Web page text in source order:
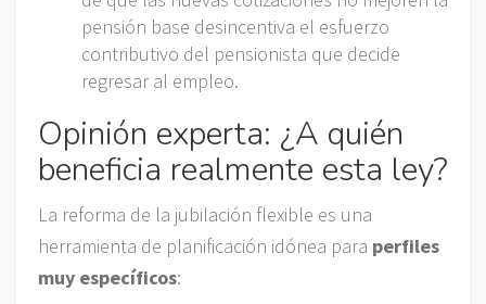
pensión base desincentiva el esfuerzo
contributivo del pensionista que decide
regresar al empleo.
Opinión experta: ¿A quién
beneficia realmente esta ley?
La reforma de la jubilación flexible es una
herramienta de planificación idónea para perfiles
muy específicos: